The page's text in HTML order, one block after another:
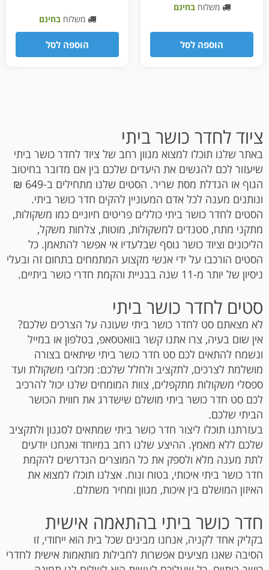
משלוחבחינם
הוספה לסל
משלוחבחינם
הוספה לסל
ציוד לחדר כושר ביתי
באתר שלנו תוכלו למצוא מגוון רחב של ציוד לחדר כושר ביתי
שיעזור לכם להגשים את היעדים שלכם בין אם מדובר בחיטוב
הגוף או הגדלת מסת שריר. הסטים שלנו מתחילים ב-649 ₪
ונותנים מענה לכל אדם המעוניין להקים חדר כושר ביתי.
הסטים לחדר כושר ביתי כוללים פריטים חיוניים כמו משקולות,
מתקני מתח, סטנדים למשקולות, מוטות, צלחות משקל,
הליכונים וציוד כושר נוסף שבלעדיו אי אפשר להתאמן. כל
הסטים הורכבו על ידי אנשי מקצוע המתמחים בתחום זה ובעלי
ניסיון של יותר מ-11 שנה בבניית והקמת חדרי כושר ביתיים.
סטים לחדר כושר ביתי
לא מצאתם סט לחדר כושר ביתי שעונה על הצרכים שלכם?
אין שום בעיה, צרו אתנו קשר בוואטסאפ, בטלפון או במייל
ונשמח להתאים לכם סט חדר כושר ביתי שיתאים בצורה
מושלמת לצרכים, לתקציב ולחלל שלכם: מכלובי משקולת ועד
ספסלי משקולות מתקפלים, צוות המומחים שלנו יכול להרכיב
לכם סט חדר כושר ביתי מושלם שישדרג את חווית הכושר
הביתי שלכם.
בעזרתנו תוכלו ליצור חדר כושר ביתי שמתאים לסגנון ולתקציב
שלכם ללא מאמץ. ההיצע שלנו רחב במיוחד ואנחנו יודעים
לתת מענה מלא ולספק את כל המוצרים הנדרשים להקמת
חדר כושר ביתי איכותי, בטוח ונוח. אצלנו תוכלו למצוא את
האיזון המושלם בין איכות, מגוון ומחיר משתלם.
חדר כושר ביתי בהתאמה אישית
בקליק אחד לקניה, אנחנו מבינים שכל בית הוא ייחודי, זו
הסיבה שאנו מציעים אפשרות לחבילות מותאמות אישית לחדרי